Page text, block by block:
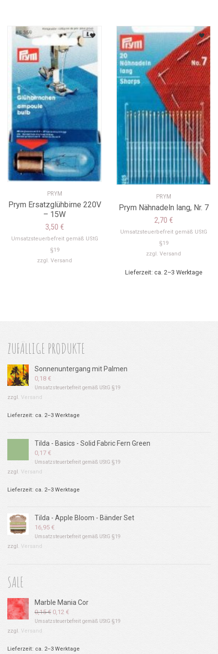
PRYM
Prym Ersatzglühbirne 220V
– 15W
3,50 €
Umsatzsteuerbefreit gemäß UStG
§19
zzgl. Versand
PRYM
Prym Nähnadeln lang, Nr. 7
2,70 €
Umsatzsteuerbefreit gemäß UStG
§19
zzgl. Versand
Lieferzeit: ca. 2–3 Werktage
ZUFÄLLIGE PRODUKTE
Sonnenuntergang mit Palmen
0,18 €
Umsatzsteuerbefreit gemäß UStG §19
zzgl. Versand
Lieferzeit: ca. 2–3 Werktage
Tilda - Basics - Solid Fabric Fern Green
0,17 €
Umsatzsteuerbefreit gemäß UStG §19
zzgl. Versand
Lieferzeit: ca. 2–3 Werktage
Tilda - Apple Bloom - Bänder Set
16,95 €
Umsatzsteuerbefreit gemäß UStG §19
zzgl. Versand
SALE
Marble Mania Cor
0,15€ Ursprünglicher
Preis
0,12 €Aktueller
Preis
Umsatzsteuerbefreit gemäß UStG §19
zzgl. Versand
Lieferzeit: ca. 2–3 Werktage